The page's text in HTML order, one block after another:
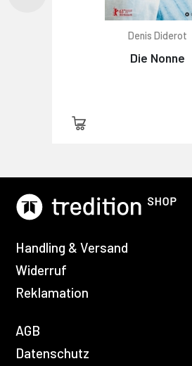
Denis Diderot
Die Nonne
Handling & Versand
Widerruf
Reklamation
AGB
Datenschutz